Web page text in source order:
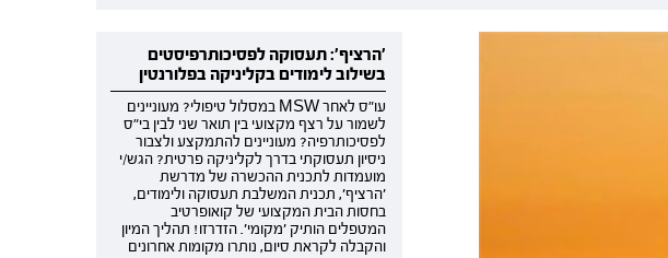
'הרציף': תעסוקה לפסיכותרפיסטים
בשילוב לימודים בקליניקה בפלורנטין
עו"ס לאחר MSW במסלול טיפולי? מעוניינים
לשמור על רצף מקצועי בין תואר שני לבין בי"ס
לפסיכותרפיה? מעוניינים להתמקצע ולצבור
ניסיון תעסוקתי בדרך לקליניקה פרטית? הגש/י
מועמדות לתכנית ההכשרה של מדרשת
'הרציף', תכנית המשלבת תעסוקה ולימודים,
בחסות הבית המקצועי של קואופרטיב
המטפלים הותיק 'מקומי'. הזדרזו! תהליך המיון
והקבלה לקראת סיום, נותרו מקומות אחרונים